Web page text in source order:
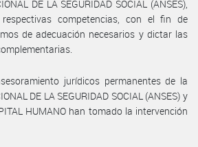
DE LA SEGURIDAD SOCIAL (ANSES),
competencias, con el fin de
de adecuación necesarios y dictar las
jurídicos permanentes de la
DE LA SEGURIDAD SOCIAL (ANSES) y
HUMANO han tomado la intervención